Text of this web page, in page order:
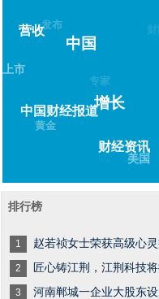
中国财经报道
财经资讯
增长
中国
营收
上市
黄金
美国
发布
排行榜
1 赵若祯女士荣获高级心
2 匠心铸江荆，江荆科技
3 河南郸城一企业大股东